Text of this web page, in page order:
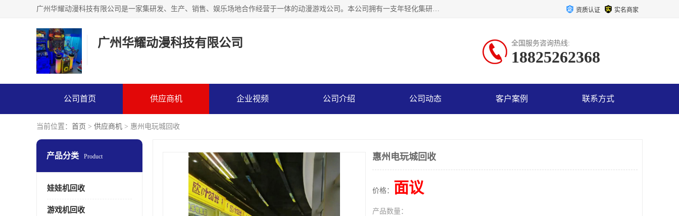
广州华耀动漫科技有限公司是一家集研发、生产、销售、娱乐场地合作经营于一体的动漫游戏公司。本公司拥有一支年轻化集研发生产到售后服务的队伍，及时地为客户提供、赚钱的产品。本公司以雄厚的实力、合理的价格、优良的服务与多家企业建立了长期的合作关系。热诚欢迎各界前来参观、考察、洽谈业务。目前公司经营的产品有：各种捕渔游戏机系列，大型模拟机系列、轮盘机系列、连线机系列、框体机系列、玛莉机系列等。 资质认证 实名商家
广州华耀动漫科技有限公司 全国服务咨询热线:
18825262368
公司首页 供应商机 企业视频 公司介绍 公司动态 客户案例 联系方式
当前位置： 首页 > 供应商机 > 惠州电玩城回收
产品分类 Product
娃娃机回收
游戏机回收
惠州电玩城回收
价格： 面议
产品数量：